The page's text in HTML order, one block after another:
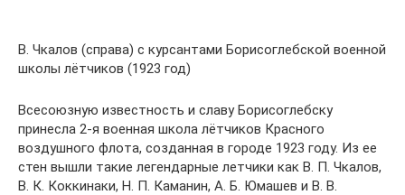
В. Чкалов (справа) с курсантами Борисоглебской военной
школы лётчиков (1923 год)
Всесоюзную известность и славу Борисоглебску
принесла 2-я военная школа лётчиков Красного
воздушного флота, созданная в городе 1923 году. Из ее
стен вышли такие легендарные летчики как В. П. Чкалов,
В. К. Коккинаки, Н. П. Каманин, А. Б. Юмашев и В. В.